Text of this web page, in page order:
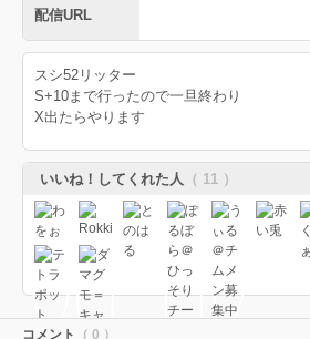
配信URL
スシ52リッター
S+10まで行ったので一旦終わり
X出たらやります
いいね！してくれた人 （ 11 ）
コメント （ 0 ）